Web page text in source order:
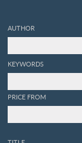
AUTHOR
KEYWORDS
PRICE FROM